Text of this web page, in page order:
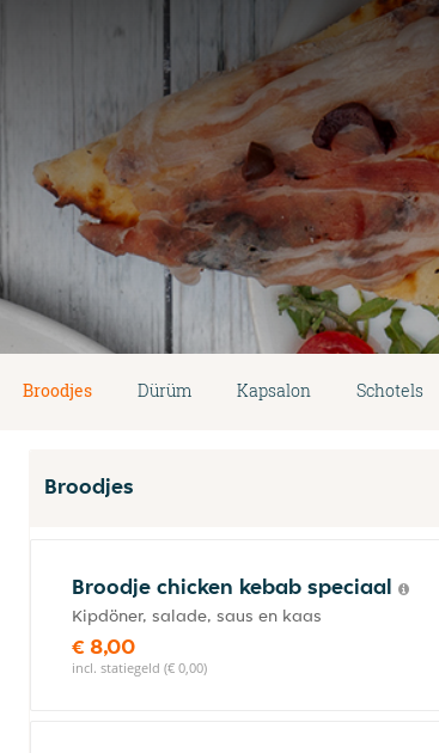
Broodjes Dürüm Kapsalon Schotels
Broodjes
Broodje chicken kebab speciaal
Kipdöner, salade, saus en kaas
€ 8,00
incl. statiegeld (€ 0,00)